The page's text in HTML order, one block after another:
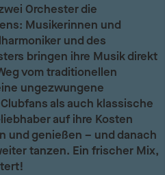
Orchester die
Musikerinnen und
und des
bringen ihre Musik direkt
vom traditionellen
ungezwungene
als auch klassische
auf ihre Kosten
und genießen – und danach
tanzen. Ein frischer Mix,